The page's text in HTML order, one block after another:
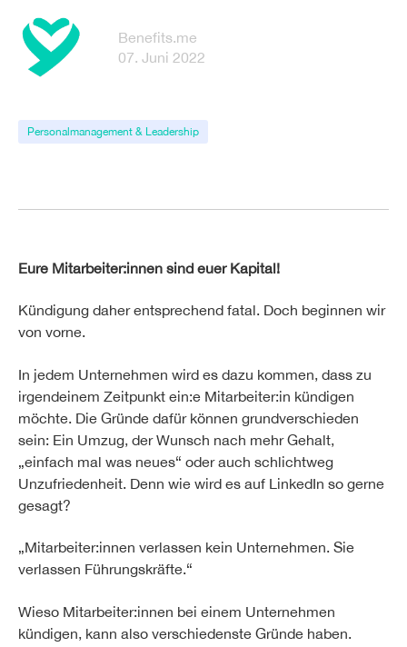
Benefits.me
07. Juni 2022
Personalmanagement & Leadership
Eure Mitarbeiter:innen sind euer Kapital!
Kündigung daher entsprechend fatal. Doch beginnen wir
von vorne.
In jedem Unternehmen wird es dazu kommen, dass zu
irgendeinem Zeitpunkt ein:e Mitarbeiter:in kündigen
möchte. Die Gründe dafür können grundverschieden
sein: Ein Umzug, der Wunsch nach mehr Gehalt,
„einfach mal was neues“ oder auch schlichtweg
Unzufriedenheit. Denn wie wird es auf LinkedIn so gerne
gesagt?
„Mitarbeiter:innen verlassen kein Unternehmen. Sie
verlassen Führungskräfte.“
Wieso Mitarbeiter:innen bei einem Unternehmen
kündigen, kann also verschiedenste Gründe haben.